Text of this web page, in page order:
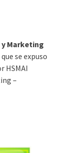
Marketing
se expuso
HSMAI
–